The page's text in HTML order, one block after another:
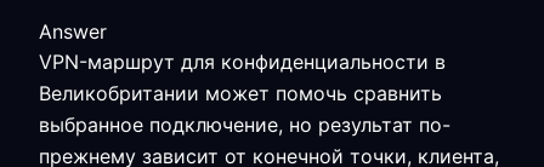
Answer
VPN-маршрут для конфиденциальности в
Великобритании может помочь сравнить
выбранное подключение, но результат по-
прежнему зависит от конечной точки, клиента,